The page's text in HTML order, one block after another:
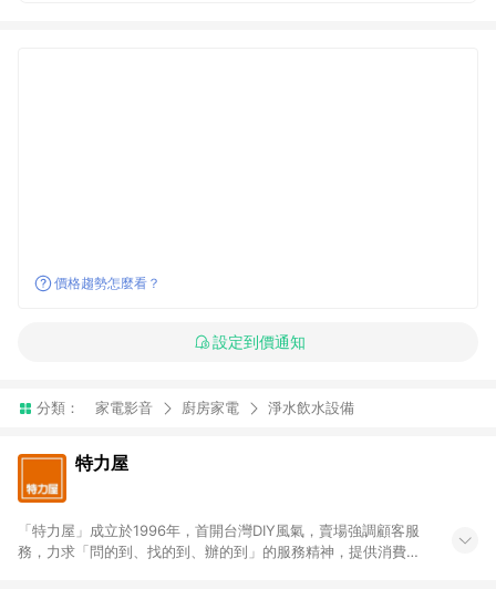
價格趨勢怎麼看？
設定到價通知
分類： 家電影音 廚房家電 淨水飲水設備
特力屋
「特力屋」成立於1996年，首開台灣DIY風氣，賣場強調顧客服
務，力求「問的到、找的到、辦的到」的服務精神，提供消費者